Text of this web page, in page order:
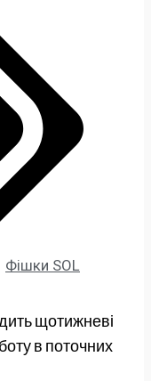
Фішки SOL
щотижневі
в поточних